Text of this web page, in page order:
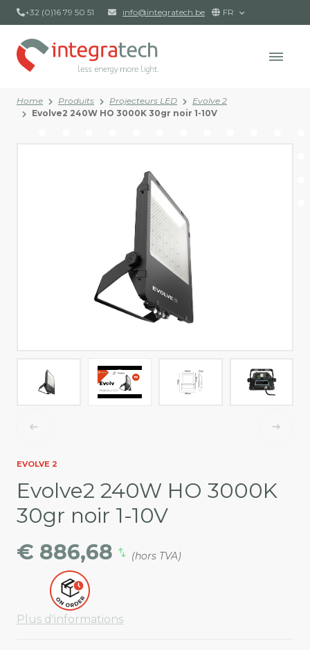
+32 (0)16 79 50 51 info@integratech.be FR
Home Produits Projecteurs LED
Evolve 2
Evolve2 240W HO 3000K 30gr noir 1-10V
EVOLVE 2
Evolve2 240W HO 3000K
30gr noir 1-10V
€ 886,68
(hors TVA)
Plus d'informations